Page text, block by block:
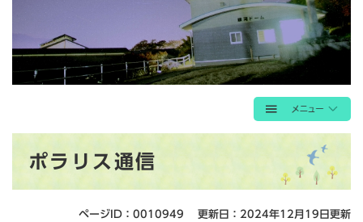
ポラリス通信
ページID：0010949 更新日：2024年12月19日更新